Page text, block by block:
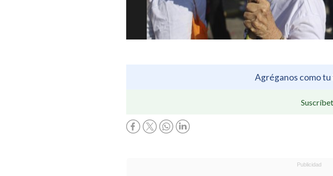
Agréganos como